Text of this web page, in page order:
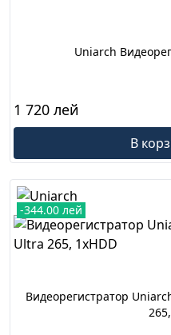
Uniarch
1 720 лей
В
-344.00 лей
Видеорегистратор